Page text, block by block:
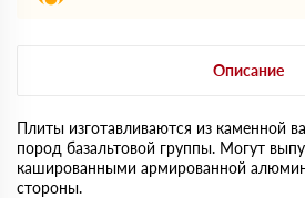
Описание
Плиты изготавливаются из каменной
пород базальтовой группы. Могут
кашированными армированной
стороны.